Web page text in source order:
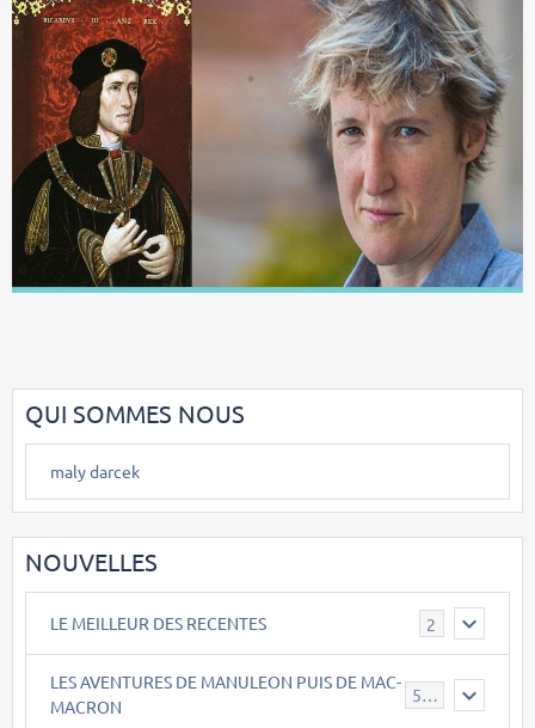
QUI SOMMES NOUS
maly darcek
NOUVELLES
LE MEILLEUR DES RECENTES 2
LES AVENTURES DE MANULEON PUIS DE MAC-
MACRON
543